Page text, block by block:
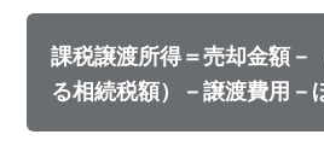
課税譲渡所得＝売却金額－
る相続税額）－譲渡費用－